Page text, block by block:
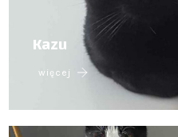
Kazu
więcej